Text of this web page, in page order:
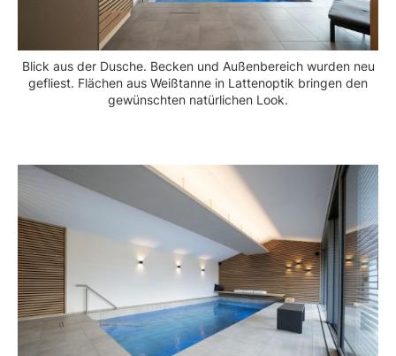
Blick aus der Dusche. Becken und Außenbereich wurden neu
gefliest. Flächen aus Weißtanne in Lattenoptik bringen den
gewünschten natürlichen Look.